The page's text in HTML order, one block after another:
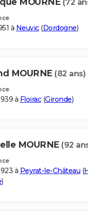
(72
à Neuvic(Dordogne)
MOURNE (82 ans)
à Floirac(Gironde)
MOURNE (92
à Peyrat-le-Château (
)